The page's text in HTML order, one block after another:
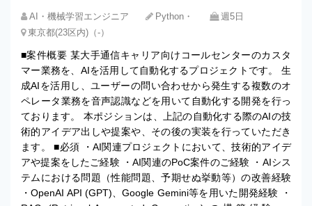
AI・機械学習エンジニア Python・
週5日
東京都(23区内)（-）
■案件概要 某大手通信キャリア向けコールセンターのカスタ
マー業務を、AIを活用して自動化するプロジェクトです。 生
成AIを活用し、ユーザーの問い合わせから発生する複数のオ
ペレータ業務を音声認識などを用いて自動化する開発を行っ
ております。 本ポジションは、上記の自動化する際のAIの技
術的アイデア出しや提案や、その後の実装を行っていただき
ます。 ■必須 ・AI関連プロジェクトにおいて、技術的アイデ
アや提案をしたご経験 ・AI関連のPoC案件のご経験 ・AIシス
テムにおける問題（性能問題、予期せぬ挙動等）の改善経験
・OpenAI API (GPT)、Google Gemini等を用いた開発経験 ・